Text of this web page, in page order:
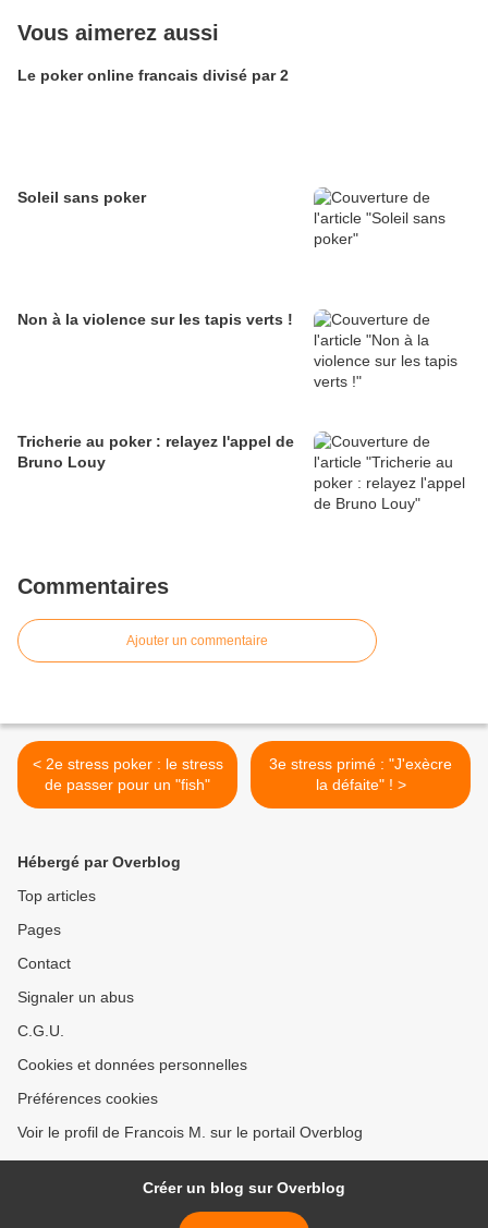
Vous aimerez aussi
Le poker online francais divisé par 2
Soleil sans poker
Non à la violence sur les tapis verts !
Tricherie au poker : relayez l'appel de
Bruno Louy
Commentaires
Ajouter un commentaire
< 2e stress poker : le stress
de passer pour un "fish"
3e stress primé : "J'exècre
la défaite" ! >
Hébergé par Overblog
Top articles
Pages
Contact
Signaler un abus
C.G.U.
Cookies et données personnelles
Préférences cookies
Voir le profil de Francois M. sur le portail Overblog
Créer un blog sur Overblog